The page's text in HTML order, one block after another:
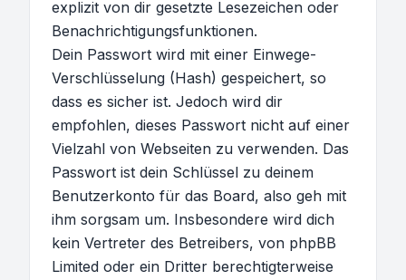
explizit von dir gesetzte Lesezeichen oder
Benachrichtigungsfunktionen.
Dein Passwort wird mit einer Einwege-
Verschlüsselung (Hash) gespeichert, so
dass es sicher ist. Jedoch wird dir
empfohlen, dieses Passwort nicht auf einer
Vielzahl von Webseiten zu verwenden. Das
Passwort ist dein Schlüssel zu deinem
Benutzerkonto für das Board, also geh mit
ihm sorgsam um. Insbesondere wird dich
kein Vertreter des Betreibers, von phpBB
Limited oder ein Dritter berechtigterweise